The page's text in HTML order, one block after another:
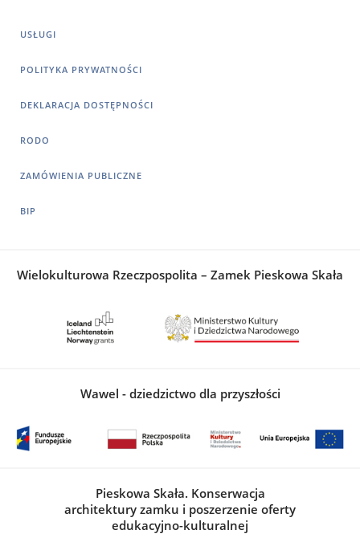
USŁUGI
POLITYKA PRYWATNOŚCI
DEKLARACJA DOSTĘPNOŚCI
RODO
ZAMÓWIENIA PUBLICZNE
BIP
Wielokulturowa Rzeczpospolita – Zamek Pieskowa Skała
Wawel - dziedzictwo dla przyszłości
Pieskowa Skała. Konserwacja
architektury zamku i poszerzenie oferty
edukacyjno-kulturalnej